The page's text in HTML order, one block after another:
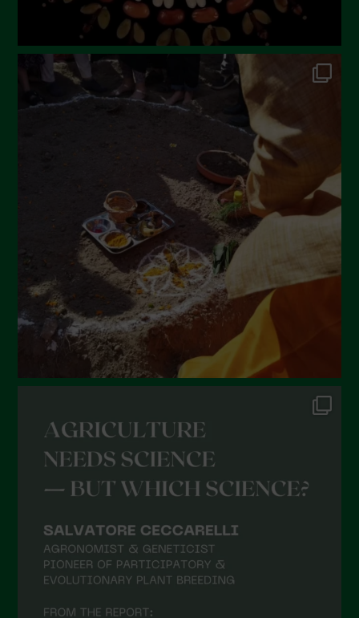
September 2022
June 2022
December 2021
November 2021
October 2021
September 2021
August 2021
May 2021
April 2021
March 2021
December 2020